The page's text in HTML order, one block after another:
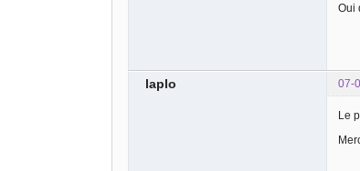
Oui
laplo 07-
Le